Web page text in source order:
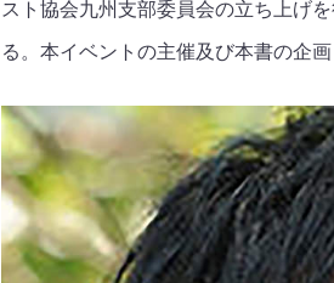
スト協会九州支部委員会の立ち上げ
る。本イベントの主催及び本書の企